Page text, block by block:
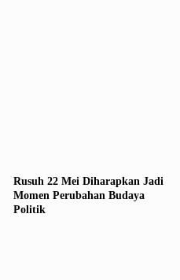
Rusuh 22 Mei Diharapkan Jadi
Momen Perubahan Budaya
Politik